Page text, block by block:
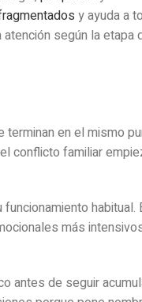
y ayuda a
según la etapa
en el mismo
conflicto familiar
habitual.
más
antes de seguir